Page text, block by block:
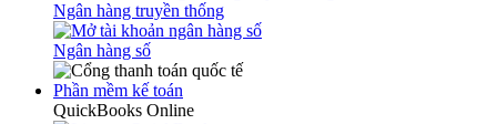
Ngân hàng truyền thống
Ngân hàng số
Phần mềm kế toán
QuickBooks Online